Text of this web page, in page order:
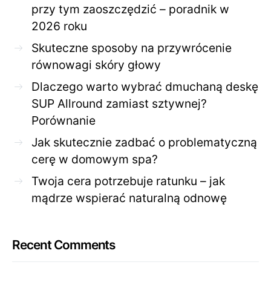
przy tym zaoszczędzić – poradnik w
2026 roku
Skuteczne sposoby na przywrócenie
równowagi skóry głowy
Dlaczego warto wybrać dmuchaną deskę
SUP Allround zamiast sztywnej?
Porównanie
Jak skutecznie zadbać o problematyczną
cerę w domowym spa?
Twoja cera potrzebuje ratunku – jak
mądrze wspierać naturalną odnowę
Recent Comments